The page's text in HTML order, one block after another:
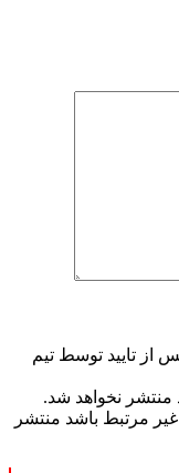
از تایید توسط تیم
منتشر نخواهد شد.
مرتبط باشد منتشر